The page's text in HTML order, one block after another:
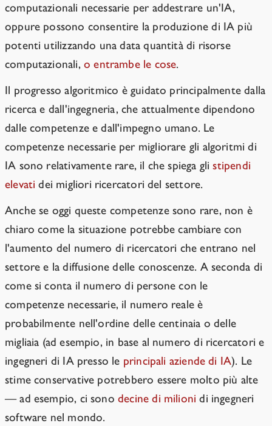
computazionali necessarie per addestrare un'IA,
oppure possono consentire la produzione di IA più
potenti utilizzando una data quantità di risorse
computazionali, o entrambe le cose.
Il progresso algoritmico è guidato principalmente dalla
ricerca e dall'ingegneria, che attualmente dipendono
dalle competenze e dall'impegno umano. Le
competenze necessarie per migliorare gli algoritmi di
IA sono relativamente rare, il che spiega glistipendi
elevati dei migliori ricercatori del settore.
Anche se oggi queste competenze sono rare, non è
chiaro come la situazione potrebbe cambiare con
l'aumento del numero di ricercatori che entrano nel
settore e la diffusione delle conoscenze. A seconda di
come si conta il numero di persone con le
competenze necessarie, il numero reale è
probabilmente nell'ordine delle centinaia o delle
migliaia (ad esempio, in base al numero di ricercatori e
ingegneri di IA presso le principali aziende di IA). Le
stime conservative potrebbero essere molto più alte
— ad esempio, ci sonodecine di milioni di ingegneri
software nel mondo.